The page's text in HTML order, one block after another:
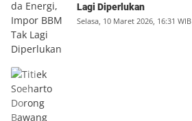
Lagi Diperlukan
Selasa, 10 Maret 2026, 16:31 WIB